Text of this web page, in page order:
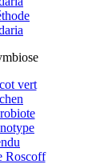
vert
Roscoff